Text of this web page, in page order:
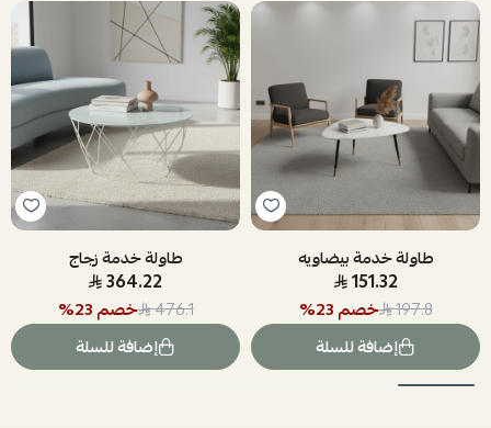
طاولة خدمة بيضاويه
151.32
197.8 خصم23
%
إضافة للسلة
طاولة خدمة زجاج
364.22
476.1 خصم23
%
إضافة للسلة